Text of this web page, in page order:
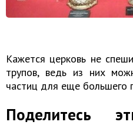
Кажется церковь не
трупов, ведь из них
частиц для еще большего
Поделитесь